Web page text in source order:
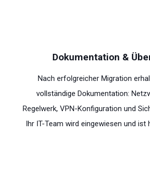
Dokumentation &
Nach erfolgreicher Migration
vollständige Dokumentation:
Regelwerk, VPN-Konfiguration und
Ihr IT-Team wird eingewiesen und ist